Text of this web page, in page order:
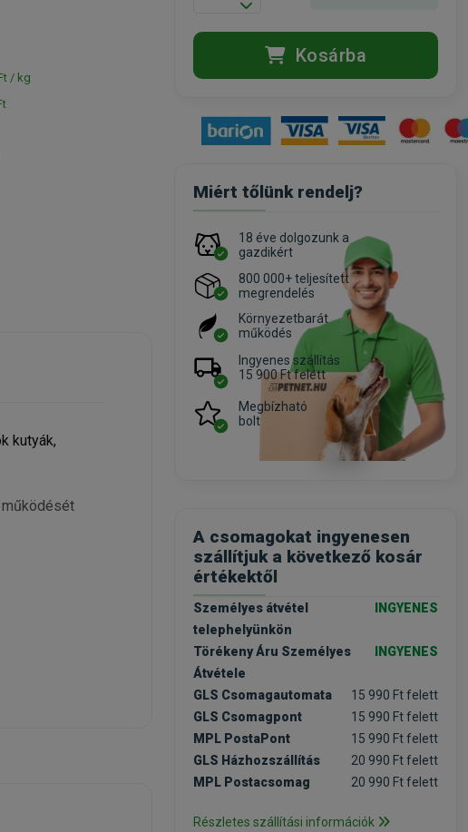
/ kg
kutyák,
Kosárba
Miért tőlünk rendelj?
18 éve dolgozunk a
gazdikért
800 000+ teljesített
megrendelés
Környezetbarát
működés
Ingyenes szállítás
15 900 Ft felett
Megbízható
bolt
A csomagokat ingyenesen
szállítjuk a következő kosár
értékektől
Személyes átvétel
telephelyünkön
INGYENES
Törékeny Áru Személyes
Átvétele
INGYENES
GLS Csomagautomata
15 990 Ft felett
GLS Csomagpont
15 990 Ft felett
MPL PostaPont
15 990 Ft felett
GLS Házhozszállítás
20 990 Ft felett
MPL Postacsomag
20 990 Ft felett
Részletes szállítási információk